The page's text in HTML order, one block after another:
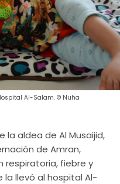
Al-Salam. © Nuha
la aldea de Al Musaijid,
de Amran,
respiratoria, fiebre y
llevó al hospital Al-